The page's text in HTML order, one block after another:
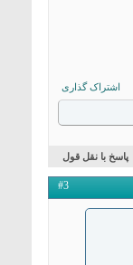
اشتراک گذاری
پاسخ با نقل قول
#3